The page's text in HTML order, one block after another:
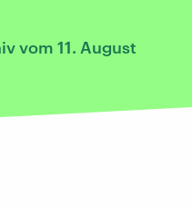
vom 11. August